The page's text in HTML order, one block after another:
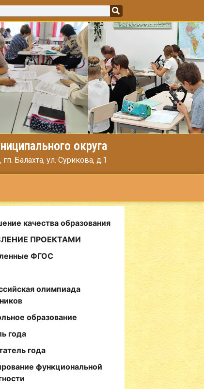
округа
Балахта, ул. Сурикова, д.1
качества образования
ПРОЕКТАМИ
ФГОС
олимпиада
образование
года
года
функциональной